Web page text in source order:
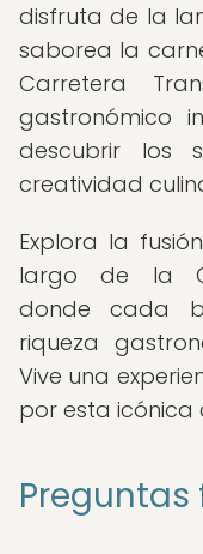
disfruta de la
saborea la
Carretera
gastronómico
descubrir los
creatividad
Explora la
largo de la
donde cada
riqueza
Vive una
por esta icónica